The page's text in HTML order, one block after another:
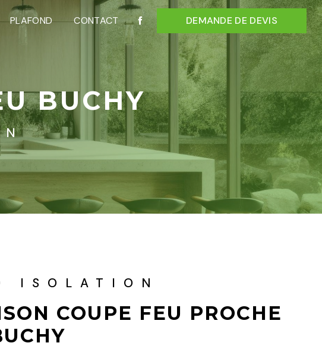
PLAFOND CONTACT DEMANDE DE DEVIS
BUCHY
ISOLATION
COUPE FEU PROCHE